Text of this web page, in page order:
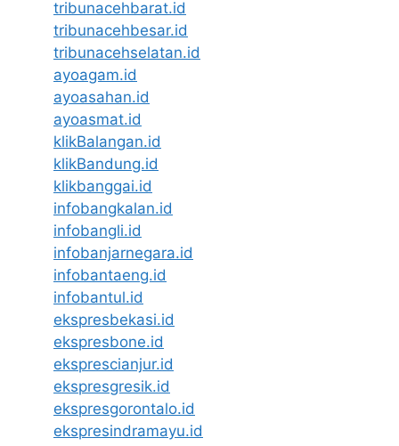
tribunacehbarat.id
tribunacehbesar.id
tribunacehselatan.id
ayoagam.id
ayoasahan.id
ayoasmat.id
klikBalangan.id
klikBandung.id
klikbanggai.id
infobangkalan.id
infobangli.id
infobanjarnegara.id
infobantaeng.id
infobantul.id
ekspresbekasi.id
ekspresbone.id
eksprescianjur.id
ekspresgresik.id
ekspresgorontalo.id
ekspresindramayu.id